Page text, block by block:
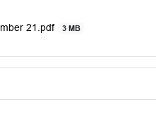
21.pdf 3 MB